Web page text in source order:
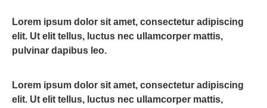
Lorem ipsum dolor sit amet, consectetur adipiscing
elit. Ut elit tellus, luctus nec ullamcorper mattis,
pulvinar dapibus leo.
Lorem ipsum dolor sit amet, consectetur adipiscing
elit. Ut elit tellus, luctus nec ullamcorper mattis,